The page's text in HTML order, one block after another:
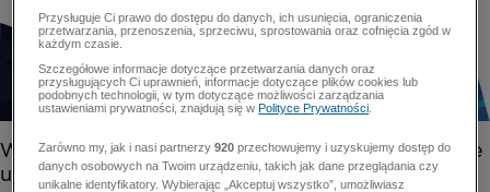
Przysługuje Ci prawo do dostępu do danych, ich usunięcia, ograniczenia
przetwarzania, przenoszenia, sprzeciwu, sprostowania oraz cofnięcia zgód w
każdym czasie.
Szczegółowe informacje dotyczące przetwarzania danych oraz
przysługujących Ci uprawnień, informacje dotyczące plików cookies lub
podobnych technologii, w tym dotyczące możliwości zarządzania
ustawieniami prywatności, znajdują się wPolityce Prywatności
Zarówno my, jak i nasi partnerzy920 przechowujemy i uzyskujemy dostęp do
danych osobowych na Twoim urządzeniu, takich jak dane przeglądania czy
unikalne identyfikatory. Wybierając „Akceptuj wszystko”, umożliwiasz